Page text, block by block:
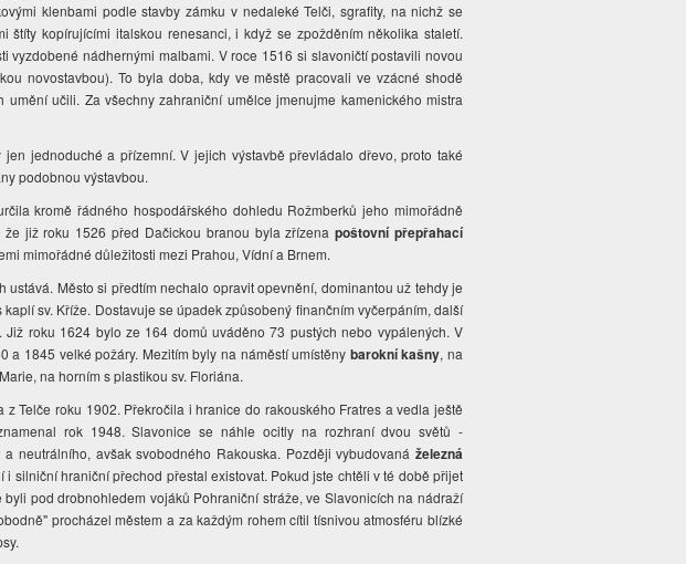
klenbami podle stavby zámku v nedaleké Telči, sgrafity, na nichž se
štíty kopírujícími italskou renesanci, i když se zpožděním několika staletí.
vyzdobené nádhernými malbami. V roce 1516 si slavoničtí postavili novou
novostavbou). To byla doba, kdy ve městě pracovali ve vzácné shodě
učili. Za všechny zahraniční umělce jmenujme kamenického mistra
jen jednoduché a přízemní. V jejich výstavbě převládalo dřevo, proto také
podobnou výstavbou.
kromě řádného hospodářského dohledu Rožmberků jeho mimořádně
již roku 1526 před Dačickou branou byla zřízenapoštovní přepřahací
mimořádné důležitosti mezi Prahou, Vídní a Brnem.
Město si předtím nechalo opravit opevnění, dominantou už tehdy je
sv. Kříže. Dostavuje se úpadek způsobený finančním vyčerpáním, další
roku 1624 bylo ze 164 domů uváděno 73 pustých nebo vypálených. V
a 1845 velké požáry. Mezitím byly na náměstí umístěny barokní kašny, na
na horním s plastikou sv. Floriána.
Telče roku 1902. Překročila i hranice do rakouského Fratres a vedla ještě
rok 1948. Slavonice se náhle ocitly na rozhraní dvou světů -
neutrálního, avšak svobodného Rakouska. Později vybudovaná železná
silniční hraniční přechod přestal existovat. Pokud jste chtěli v té době přijet
pod drobnohledem vojáků Pohraniční stráže, ve Slavonicích na nádraží
procházel městem a za každým rohem cítil tísnivou atmosféru blízké